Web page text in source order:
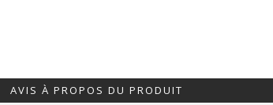
AVIS À PROPOS DU PRODUIT